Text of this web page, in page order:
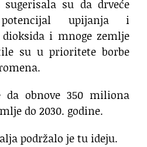
su da drveće
upijanja i
i mnoge zemlje
su u prioritete borbe
da obnove 350 miliona
do 2030. godine.
podržalo je tu ideju.